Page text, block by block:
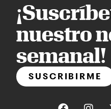
nuestro
semanal!
SUSCRIBIRME